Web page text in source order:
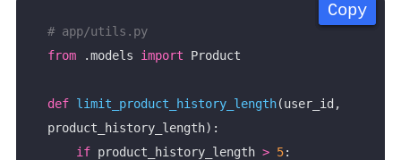
Copy
Copy
Copy
Copy
# app/utils.py
from .models import
def limit_product_history_length(user_id,
if product_history_length > 5